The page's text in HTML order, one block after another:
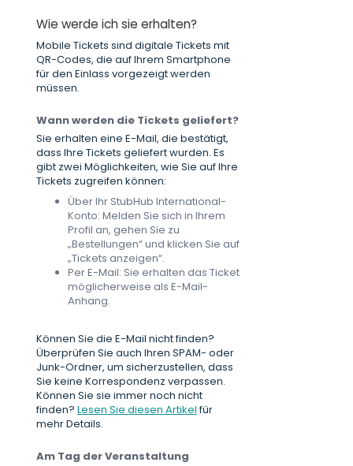
Wie werde ich sie erhalten?
Mobile Tickets sind digitale Tickets mit
QR-Codes, die auf Ihrem Smartphone
für den Einlass vorgezeigt werden
müssen.
Wann werden die Tickets geliefert?
Sie erhalten eine E-Mail, die bestätigt,
dass Ihre Tickets geliefert wurden. Es
gibt zwei Möglichkeiten, wie Sie auf Ihre
Tickets zugreifen können:
Über Ihr StubHub International-
Konto: Melden Sie sich in Ihrem
Profil an, gehen Sie zu
„Bestellungen“ und klicken Sie auf
„Tickets anzeigen“.
Per E-Mail: Sie erhalten das Ticket
möglicherweise als E-Mail-
Anhang.
Können Sie die E-Mail nicht finden?
Überprüfen Sie auch Ihren SPAM- oder
Junk-Ordner, um sicherzustellen, dass
Sie keine Korrespondenz verpassen.
Können Sie sie immer noch nicht
finden? Lesen Sie diesen Artikelfür
mehr Details.
Am Tag der Veranstaltung